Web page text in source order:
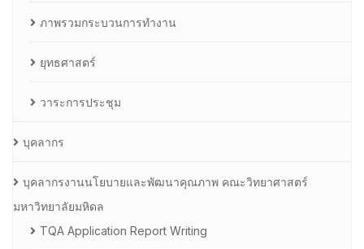
ภาพรวมกระบวนการทำงาน
ยุทธศาสตร์
วาระการประชุม
บุคลากร
บุคลากรงานนโยบายและพัฒนาคุณภาพ คณะวิทยาศาสตร์
มหาวิทยาลัยมหิดล
TQA Application Report Writing